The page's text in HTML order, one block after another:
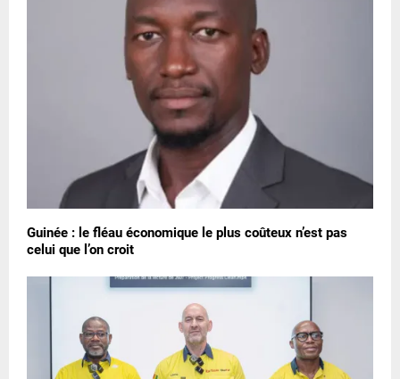
Guinée : le fléau économique le plus coûteux n’est pas
celui que l’on croit